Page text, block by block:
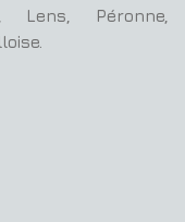
Lens, Péronne,